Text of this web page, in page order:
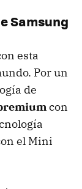
Samsung
esta
Por un
de
con
el Mini